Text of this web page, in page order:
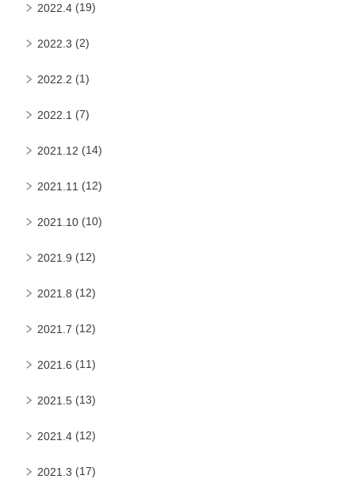
2022.4 (19)
2022.3 (2)
2022.2 (1)
2022.1 (7)
2021.12 (14)
2021.11 (12)
2021.10 (10)
2021.9 (12)
2021.8 (12)
2021.7 (12)
2021.6 (11)
2021.5 (13)
2021.4 (12)
2021.3 (17)